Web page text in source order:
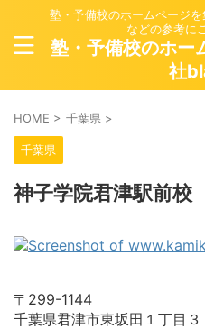
塾・予備校のホームページ
などの参考に
塾・予備校のホー
社
HOME > 千葉県 >
千葉県
神子学院君津駅前校
〒299-1144
千葉県君津市東坂田１丁目３